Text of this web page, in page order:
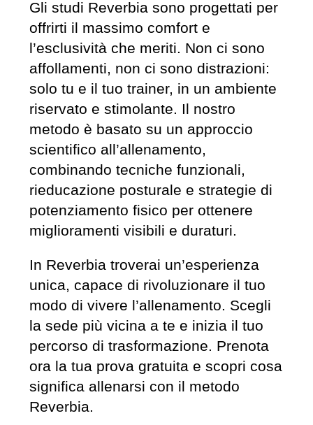
Gli studi Reverbia sono progettati per
offrirti il massimo comfort e
l’esclusività che meriti. Non ci sono
affollamenti, non ci sono distrazioni:
solo tu e il tuo trainer, in un ambiente
riservato e stimolante. Il nostro
metodo è basato su un approccio
scientifico all’allenamento,
combinando tecniche funzionali,
rieducazione posturale e strategie di
potenziamento fisico per ottenere
miglioramenti visibili e duraturi.
In Reverbia troverai un’esperienza
unica, capace di rivoluzionare il tuo
modo di vivere l’allenamento. Scegli
la sede più vicina a te e inizia il tuo
percorso di trasformazione. Prenota
ora la tua prova gratuita e scopri cosa
significa allenarsi con il metodo
Reverbia.